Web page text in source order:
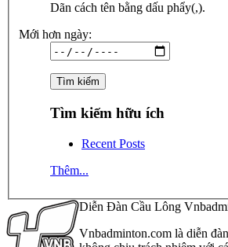
Dãn cách tên bằng dấu phẩy(,).
Mới hơn ngày:
Tìm kiếm hữu ích
Recent Posts
Thêm...
Diễn Đàn Cầu Lông
Vnbadminton.com là diễn